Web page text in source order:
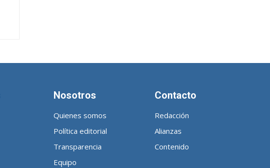
Nosotros
Quienes somos
Política editorial
Transparencia
Equipo
Contacto
Redacción
Alianzas
Contenido